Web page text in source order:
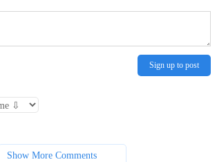
Sign up to post
Show More Comments